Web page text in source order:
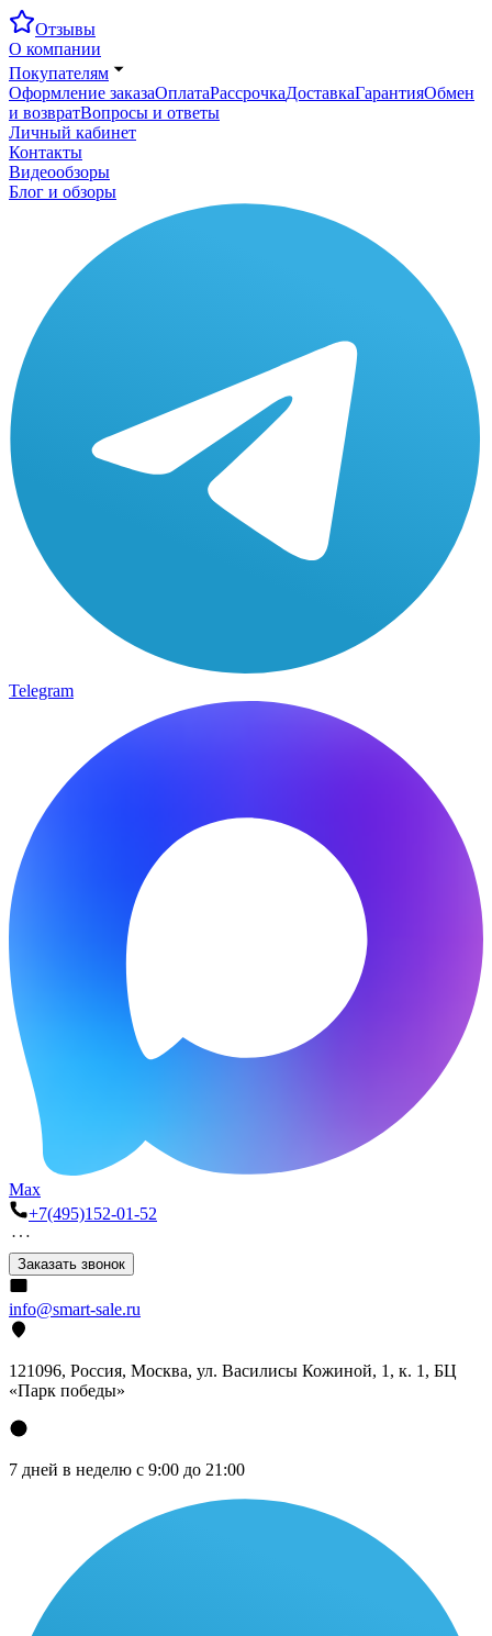
Отзывы
О компании
Покупателям
Оформление заказаОплатаРассрочкаДоставкаГарантияОбмен
и возвратВопросы и ответы
Личный кабинет
Контакты
Видеообзоры
Блог и обзоры
Telegram
Max
+7(495)152-01-52
Заказать звонок
info@smart-sale.ru
121096, Россия, Москва, ул. Василисы Кожиной, 1, к. 1, БЦ
«Парк победы»
7 дней в неделю с 9:00 до 21:00